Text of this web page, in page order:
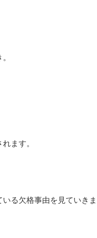
ます。
る欠格事由を見ていきま